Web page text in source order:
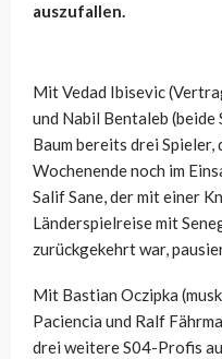
auszufallen.
Mit Vedad Ibisevic
und Nabil Bentaleb
Baum bereits drei Spieler,
Wochenende noch im
Salif Sane, der mit einer
Länderspielreise mit
zurückgekehrt war,
Mit Bastian Oczipka
Paciencia und Ralf
drei weitere S04-Profis